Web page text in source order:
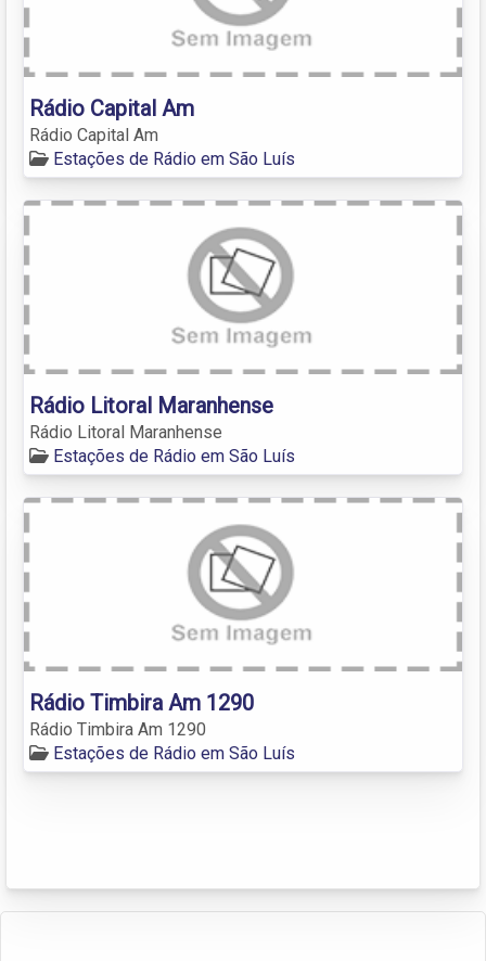
Rádio Capital Am
Rádio Capital Am
Estações de Rádio em São Luís
Rádio Litoral Maranhense
Rádio Litoral Maranhense
Estações de Rádio em São Luís
Rádio Timbira Am 1290
Rádio Timbira Am 1290
Estações de Rádio em São Luís